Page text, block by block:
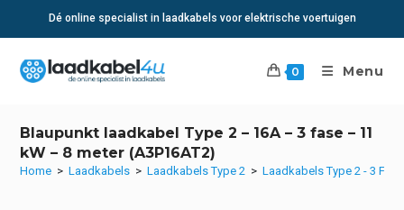
Op werkdagen voor 15:00 besteld? Volgende dag in huis
0 Menu
Blaupunkt laadkabel Type 2 – 16A – 3 fase – 11
kW – 8 meter (A3P16AT2)
Home > Laadkabels > Laadkabels Type 2 > Laadkabels Type 2 - 3